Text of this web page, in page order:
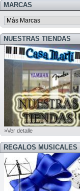
MARCAS
NUESTRAS TIENDAS
»Ver detalle
REGALOS MUSICALES